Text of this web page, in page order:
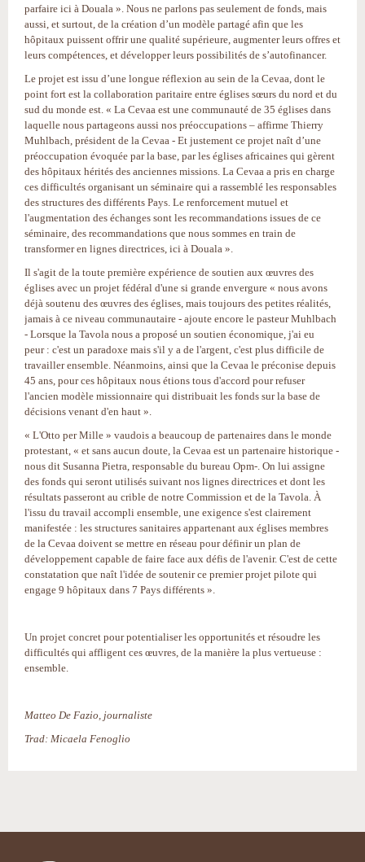
parfaire ici à Douala ». Nous ne parlons pas seulement de fonds, mais
aussi, et surtout, de la création d’un modèle partagé afin que les
hôpitaux puissent offrir une qualité supérieure, augmenter leurs offres et
leurs compétences, et développer leurs possibilités de s’autofinancer.
Le projet est issu d’une longue réflexion au sein de la Cevaa, dont le
point fort est la collaboration paritaire entre églises sœurs du nord et du
sud du monde est. « La Cevaa est une communauté de 35 églises dans
laquelle nous partageons aussi nos préoccupations – affirme Thierry
Muhlbach, président de la Cevaa ‑ Et justement ce projet naît d’une
préoccupation évoquée par la base, par les églises africaines qui gèrent
des hôpitaux hérités des anciennes missions. La Cevaa a pris en charge
ces difficultés organisant un séminaire qui a rassemblé les responsables
des structures des différents Pays. Le renforcement mutuel et
l'augmentation des échanges sont les recommandations issues de ce
séminaire, des recommandations que nous sommes en train de
transformer en lignes directrices, ici à Douala ».
Il s'agit de la toute première expérience de soutien aux œuvres des
églises avec un projet fédéral d'une si grande envergure « nous avons
déjà soutenu des œuvres des églises, mais toujours des petites réalités,
jamais à ce niveau communautaire ‑ ajoute encore le pasteur Muhlbach
‑ Lorsque la Tavola nous a proposé un soutien économique, j'ai eu
peur : c'est un paradoxe mais s'il y a de l'argent, c'est plus difficile de
travailler ensemble. Néanmoins, ainsi que la Cevaa le préconise depuis
45 ans, pour ces hôpitaux nous étions tous d'accord pour refuser
l'ancien modèle missionnaire qui distribuait les fonds sur la base de
décisions venant d'en haut ».
« L'Otto per Mille » vaudois a beaucoup de partenaires dans le monde
protestant, « et sans aucun doute, la Cevaa est un partenaire historique ‑
nous dit Susanna Pietra, responsable du bureau Opm‑. On lui assigne
des fonds qui seront utilisés suivant nos lignes directrices et dont les
résultats passeront au crible de notre Commission et de la Tavola. À
l'issu du travail accompli ensemble, une exigence s'est clairement
manifestée : les structures sanitaires appartenant aux églises membres
de la Cevaa doivent se mettre en réseau pour définir un plan de
développement capable de faire face aux défis de l'avenir. C'est de cette
constatation que naît l'idée de soutenir ce premier projet pilote qui
engage 9 hôpitaux dans 7 Pays différents ».
Un projet concret pour potentialiser les opportunités et résoudre les
difficultés qui affligent ces œuvres, de la manière la plus vertueuse :
ensemble.
Matteo De Fazio, journaliste
Trad: Micaela Fenoglio
document